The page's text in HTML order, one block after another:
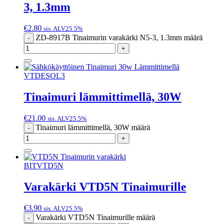
3, 1.3mm
€2.80 sis. ALV25.5%
-
ZD-8917B Tinaimurin varakärki N5-3, 1.3mm määrä
+
VTDESOL3
Tinaimuri lämmittimellä, 30W
€21.00 sis. ALV25.5%
-
Tinaimuri lämmittimellä, 30W määrä
+
BITVTD5N
Varakärki VTD5N Tinaimurille
€3.90 sis. ALV25.5%
-
Varakärki VTD5N Tinaimurille määrä